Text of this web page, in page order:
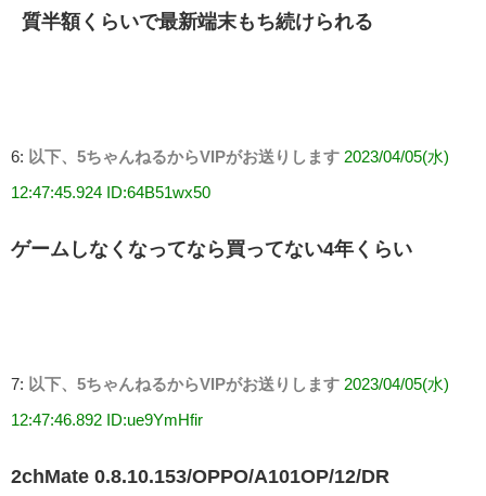
質半額くらいで最新端末もち続けられる
6: 以下、5ちゃんねるからVIPがお送りします 2023/04/05(水)
12:47:45.924 ID:64B51wx50
ゲームしなくなってなら買ってない4年くらい
7: 以下、5ちゃんねるからVIPがお送りします 2023/04/05(水)
12:47:46.892 ID:ue9YmHfir
2chMate 0.8.10.153/OPPO/A101OP/12/DR